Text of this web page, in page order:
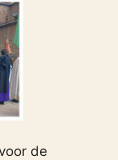
de